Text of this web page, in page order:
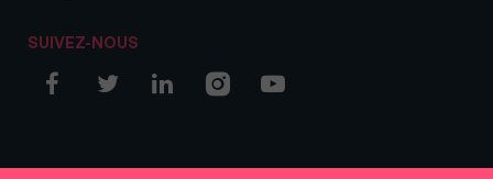
SUIVEZ-NOUS